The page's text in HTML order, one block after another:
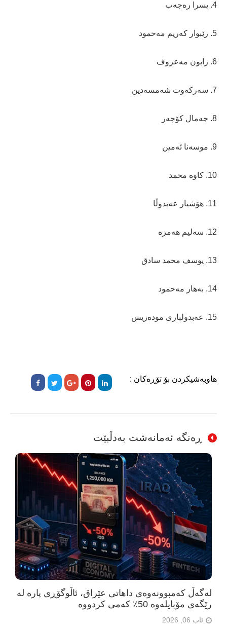
4. یسرا رەجەب
5. رێبوار کەریم مەحمود
6. رابون مەعروف
7. سەرکەوت شەمسەدین
8. جەمال کۆچەر
9. موسەنا ئەمین
10. کاوە محمد
11. هۆشیار عەبدوڵا
12. سەلیم هەمزە
13. یوسف محمد سادق
14. بەهار مەحمود
15. عەبدولباری مودەریس
هاوبەشیکردن بۆ تۆڕەکان :
ڕەنگە ئەمانەشت بەدڵبێت
لەگەڵ کەمبوونەوەی داهاتی عێراق، ئاڵوگۆڕی پارە لە
رێگەی مۆبایلەوە 50٪ کەمی کردووە
ئاب 06, 2026